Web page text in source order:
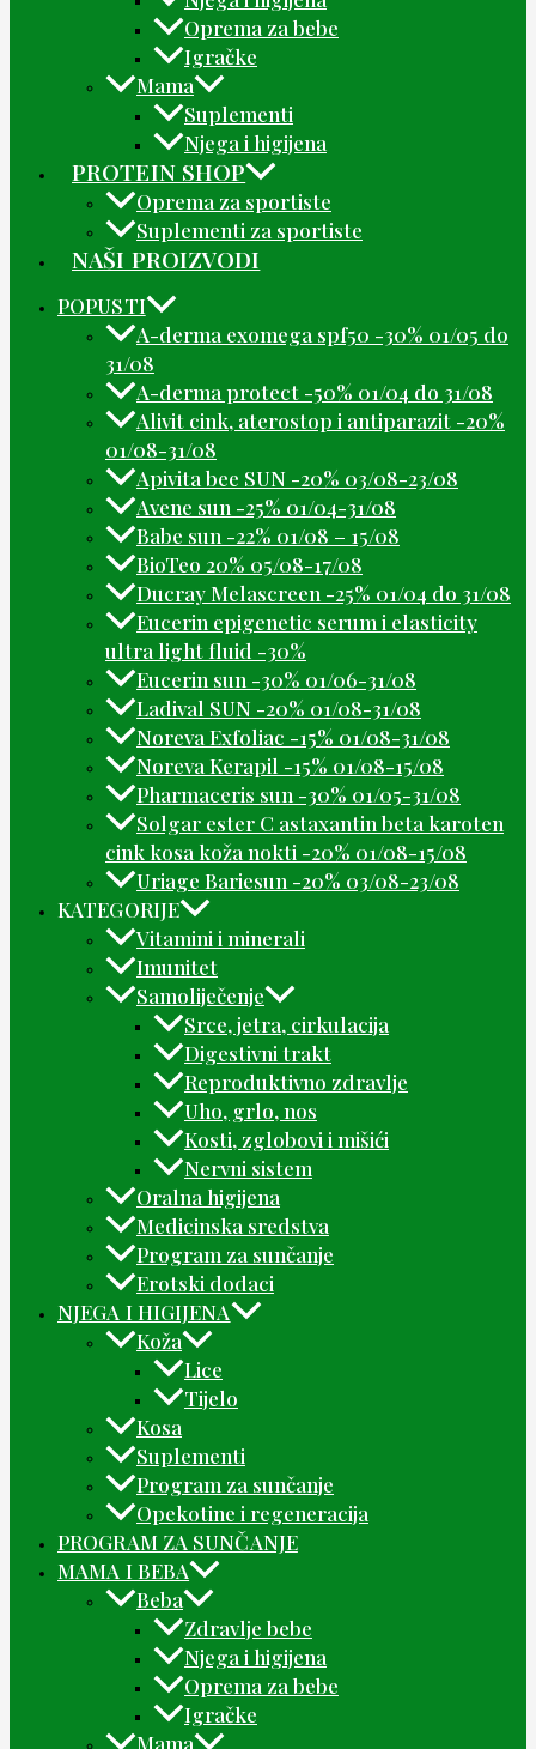
Oprema za bebe
Igračke
Mama
Suplementi
Njega i higijena
PROTEIN SHOP
Oprema za sportiste
Suplementi za sportiste
NAŠI PROIZVODI
POPUSTI
A-derma exomega spf50 -30% 01/05 do
31/08
A-derma protect -50% 01/04 do 31/08
Alivit cink, aterostop i antiparazit -20%
01/08-31/08
Apivita bee SUN -20% 03/08-23/08
Avene sun -25% 01/04-31/08
Babe sun -22% 01/08 – 15/08
BioTeo 20% 05/08-17/08
Ducray Melascreen -25% 01/04 do 31/08
Eucerin epigenetic serum i elasticity
ultra light fluid -30%
Eucerin sun -30% 01/06-31/08
Ladival SUN -20% 01/08-31/08
Noreva Exfoliac -15% 01/08-31/08
Noreva Kerapil -15% 01/08-15/08
Pharmaceris sun -30% 01/05-31/08
Solgar ester C astaxantin beta karoten
cink kosa koža nokti -20% 01/08-15/08
Uriage Bariesun -20% 03/08-23/08
KATEGORIJE
Vitamini i minerali
Imunitet
Samoliječenje
Srce, jetra, cirkulacija
Digestivni trakt
Reproduktivno zdravlje
Uho, grlo, nos
Kosti, zglobovi i mišići
Nervni sistem
Oralna higijena
Medicinska sredstva
Program za sunčanje
Erotski dodaci
NJEGA I HIGIJENA
Koža
Lice
Tijelo
Kosa
Suplementi
Program za sunčanje
Opekotine i regeneracija
PROGRAM ZA SUNČANJE
MAMA I BEBA
Beba
Zdravlje bebe
Njega i higijena
Oprema za bebe
Igračke
Mama